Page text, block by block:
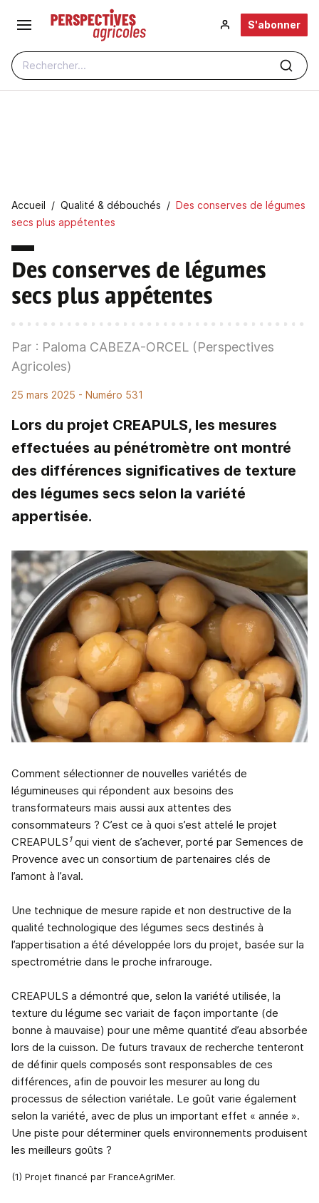
Aller au contenu principal
Rechercher...
S'abonner
Fil d'Ariane
Accueil Qualité & débouchés
Des conserves de légumes
secs plus appétentes
Des conserves de légumes
secs plus appétentes
Par : Paloma CABEZA-ORCEL (Perspectives
Agricoles)
25 mars 2025 - Numéro 531
Lors du projet CREAPULS, les mesures
effectuées au pénétromètre ont montré
des différences significatives de texture
des légumes secs selon la variété
appertisée.
Comment sélectionner de nouvelles variétés de
légumineuses qui répondent aux besoins des
transformateurs mais aussi aux attentes des
consommateurs ? C’est ce à quoi s’est attelé le projet
CREAPULS 1qui vient de s’achever, porté par Semences de
Provence avec un consortium de partenaires clés de
l’amont à l’aval.
Une technique de mesure rapide et non destructive de la
qualité technologique des légumes secs destinés à
l’appertisation a été développée lors du projet, basée sur la
spectrométrie dans le proche infrarouge.
CREAPULS a démontré que, selon la variété utilisée, la
texture du légume sec variait de façon importante (de
bonne à mauvaise) pour une même quantité d’eau absorbée
lors de la cuisson. De futurs travaux de recherche tenteront
de définir quels composés sont responsables de ces
différences, afin de pouvoir les mesurer au long du
processus de sélection variétale. Le goût varie également
selon la variété, avec de plus un important effet « année ».
Une piste pour déterminer quels environnements produisent
les meilleurs goûts ?
(1) Projet financé par FranceAgriMer.